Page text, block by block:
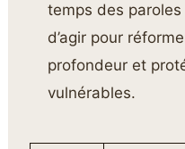
temps des
d’agir pour
profondeur et
vulnérables.